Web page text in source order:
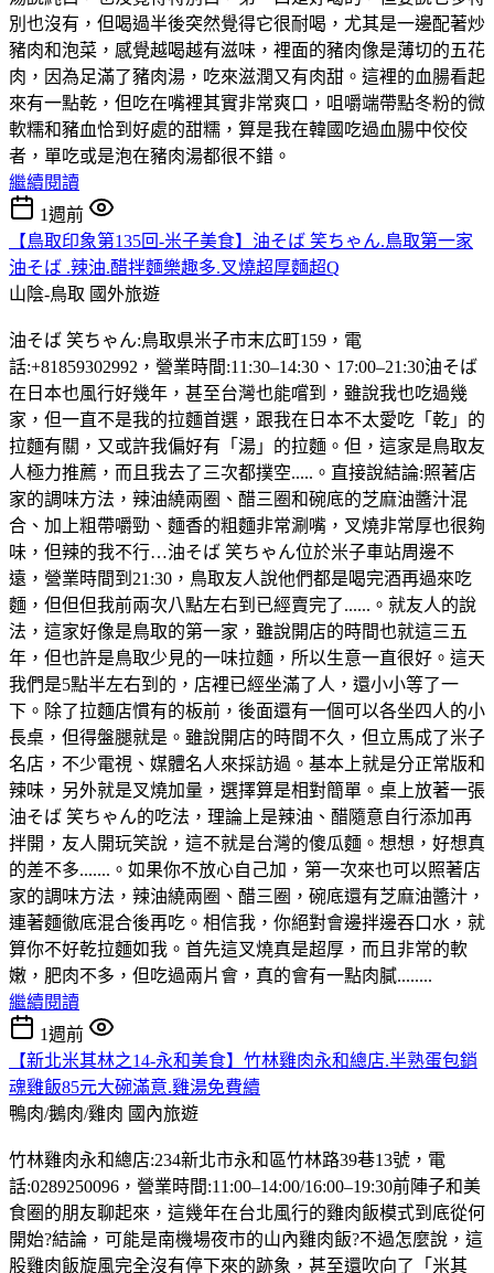
別也沒有，但喝過半後突然覺得它很耐喝，尤其是一邊配著炒
豬肉和泡菜，感覺越喝越有滋味，裡面的豬肉像是薄切的五花
肉，因為足滿了豬肉湯，吃來滋潤又有肉甜。這裡的血腸看起
來有一點乾，但吃在嘴裡其實非常爽口，咀嚼端帶點冬粉的微
軟糯和豬血恰到好處的甜糯，算是我在韓國吃過血腸中佼佼
者，單吃或是泡在豬肉湯都很不錯。
繼續閱讀
1週前
【鳥取印象第135回-米子美食】油そば 笑ちゃん.鳥取第一家
油そば .辣油.醋拌麵樂趣多.叉燒超厚麵超Q
山陰-鳥取 國外旅遊
油そば 笑ちゃん:鳥取県米子市末広町159，電
話:+81859302992，營業時間:11:30–14:30、17:00–21:30油そば
在日本也風行好幾年，甚至台灣也能嚐到，雖說我也吃過幾
家，但一直不是我的拉麵首選，跟我在日本不太愛吃「乾」的
拉麵有關，又或許我偏好有「湯」的拉麵。但，這家是鳥取友
人極力推薦，而且我去了三次都撲空.....。直接說結論:照著店
家的調味方法，辣油繞兩圈、醋三圈和碗底的芝麻油醬汁混
合、加上粗帶嚼勁、麵香的粗麵非常涮嘴，叉燒非常厚也很夠
味，但辣的我不行…油そば 笑ちゃん位於米子車站周邊不
遠，營業時間到21:30，鳥取友人說他們都是喝完酒再過來吃
麵，但但但我前兩次八點左右到已經賣完了......。就友人的說
法，這家好像是鳥取的第一家，雖說開店的時間也就這三五
年，但也許是鳥取少見的一味拉麵，所以生意一直很好。這天
我們是5點半左右到的，店裡已經坐滿了人，還小小等了一
下。除了拉麵店慣有的板前，後面還有一個可以各坐四人的小
長桌，但得盤腿就是。雖說開店的時間不久，但立馬成了米子
名店，不少電視、媒體名人來採訪過。基本上就是分正常版和
辣味，另外就是叉燒加量，選擇算是相對簡單。桌上放著一張
油そば 笑ちゃん的吃法，理論上是辣油、醋隨意自行添加再
拌開，友人開玩笑說，這不就是台灣的傻瓜麵。想想，好想真
的差不多.......。如果你不放心自己加，第一次來也可以照著店
家的調味方法，辣油繞兩圈、醋三圈，碗底還有芝麻油醬汁，
連著麵徹底混合後再吃。相信我，你絕對會邊拌邊吞口水，就
算你不好乾拉麵如我。首先這叉燒真是超厚，而且非常的軟
嫩，肥肉不多，但吃過兩片會，真的會有一點肉膩........
繼續閱讀
1週前
【新北米其林之14-永和美食】竹林雞肉永和總店.半熟蛋包銷
魂雞飯85元大碗滿意.雞湯免費續
鴨肉/鵝肉/雞肉 國內旅遊
竹林雞肉永和總店:234新北市永和區竹林路39巷13號，電
話:0289250096，營業時間:11:00–14:00/16:00–19:30前陣子和美
食圈的朋友聊起來，這幾年在台北風行的雞肉飯模式到底從何
開始?結論，可能是南機場夜市的山內雞肉飯?不過怎麼說，這
股雞肉飯旋風完全沒有停下來的跡象，甚至還吹向了「米其